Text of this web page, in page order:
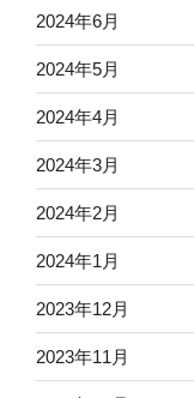
2024年6月
2024年5月
2024年4月
2024年3月
2024年2月
2024年1月
2023年12月
2023年11月